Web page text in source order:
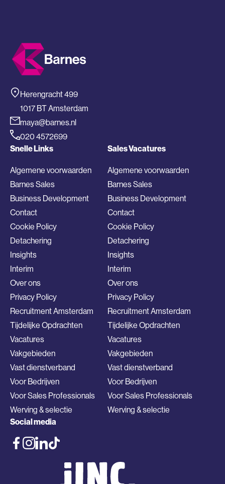
Herengracht 499
1017 BT Amsterdam
maya@barnes.nl
020 4572699
Snelle Links
Algemene voorwaarden
Barnes Sales
Business Development
Contact
Cookie Policy
Detachering
Insights
Interim
Over ons
Privacy Policy
Recruitment Amsterdam
Tijdelijke Opdrachten
Vacatures
Vakgebieden
Vast dienstverband
Voor Bedrijven
Voor Sales Professionals
Werving & selectie
Sales Vacatures
Algemene voorwaarden
Barnes Sales
Business Development
Contact
Cookie Policy
Detachering
Insights
Interim
Over ons
Privacy Policy
Recruitment Amsterdam
Tijdelijke Opdrachten
Vacatures
Vakgebieden
Vast dienstverband
Voor Bedrijven
Voor Sales Professionals
Werving & selectie
Social media